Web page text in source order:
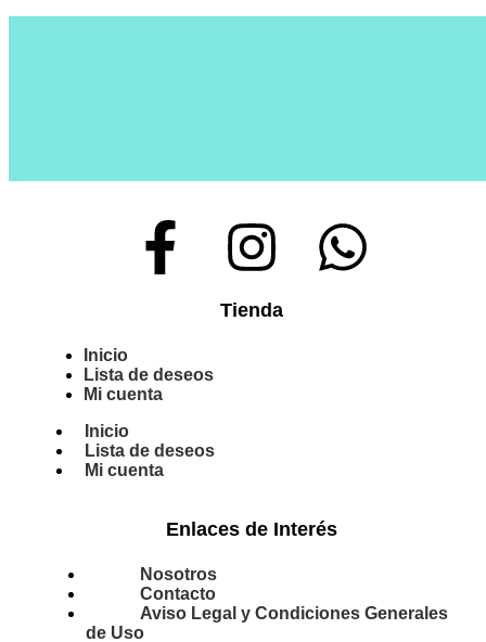
Tienda
Inicio
Lista de deseos
Mi cuenta
Inicio
Lista de deseos
Mi cuenta
Enlaces de Interés
Nosotros
Contacto
Aviso Legal y Condiciones Generales
de Uso